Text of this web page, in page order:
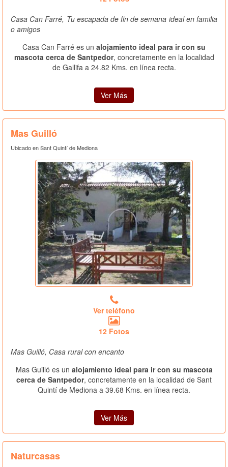
Casa Can Farré, Tu escapada de fin de semana ideal en familia
o amigos
Casa Can Farré es un alojamiento ideal para ir con su
mascota cerca de Santpedor, concretamente en la localidad
de Gallifa a 24.82 Kms. en línea recta.
Ver Más
Mas Guilló
Ubicado en Sant Quintí de Mediona
Ver teléfono
12 Fotos
Mas Guilló, Casa rural con encanto
Mas Guilló es un alojamiento ideal para ir con su mascota
cerca de Santpedor, concretamente en la localidad de Sant
Quintí de Mediona a 39.68 Kms. en línea recta.
Ver Más
Naturcasas